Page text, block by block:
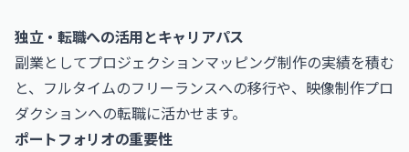
独立・転職への活用とキャリアパス
副業としてプロジェクションマッピング制作の実績を積む
と、フルタイムのフリーランスへの移行や、映像制作プロ
ダクションへの転職に活かせます。
ポートフォリオの重要性